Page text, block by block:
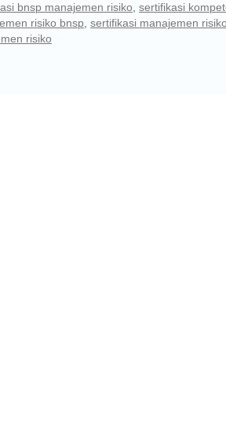
bnsp manajemen risiko sertifikasi
risiko bnsp sertifikasi manajemen
risiko